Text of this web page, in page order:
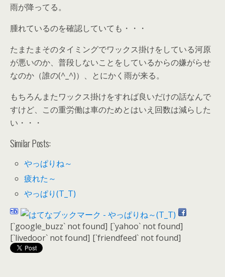
雨が降ってる。
腫れているのを確認していても・・・
たまたまそのタイミングでワックス掛けをしている河原
が悪いのか、普段しないことをしているからの嫌がらせ
なのか（誰の(^_^)）、とにかく雨が来る。
もちろんまたワックス掛けをすれば良いだけの話なんで
すけど、この重労働は車のためとはいえ回数は減らした
い・・・
Similar Posts:
やっぱりね～
疲れた～
やっぱり(T_T)
[`google_buzz` not found] [`yahoo` not found]
[`livedoor` not found] [`friendfeed` not found]